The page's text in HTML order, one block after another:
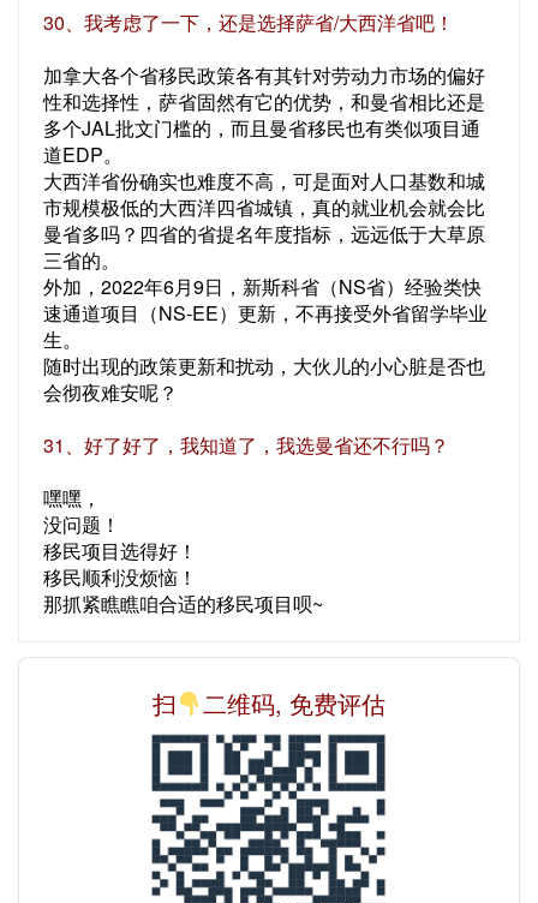
30、我考虑了一下，还是选择萨省/大西洋省吧！
加拿大各个省移民政策各有其针对劳动力市场的偏好
性和选择性，萨省固然有它的优势，和曼省相比还是
多个JAL批文门槛的，而且曼省移民也有类似项目通
道EDP。
大西洋省份确实也难度不高，可是面对人口基数和城
市规模极低的大西洋四省城镇，真的就业机会就会比
曼省多吗？四省的省提名年度指标，远远低于大草原
三省的。
外加，2022年6月9日，新斯科省（NS省）经验类快
速通道项目（NS-EE）更新，不再接受外省留学毕业
生。
随时出现的政策更新和扰动，大伙儿的小心脏是否也
会彻夜难安呢？
31、好了好了，我知道了，我选曼省还不行吗？
嘿嘿，
没问题！
移民项目选得好！
移民顺利没烦恼！
那抓紧瞧瞧咱合适的移民项目呗~
扫 二维码, 免费评估